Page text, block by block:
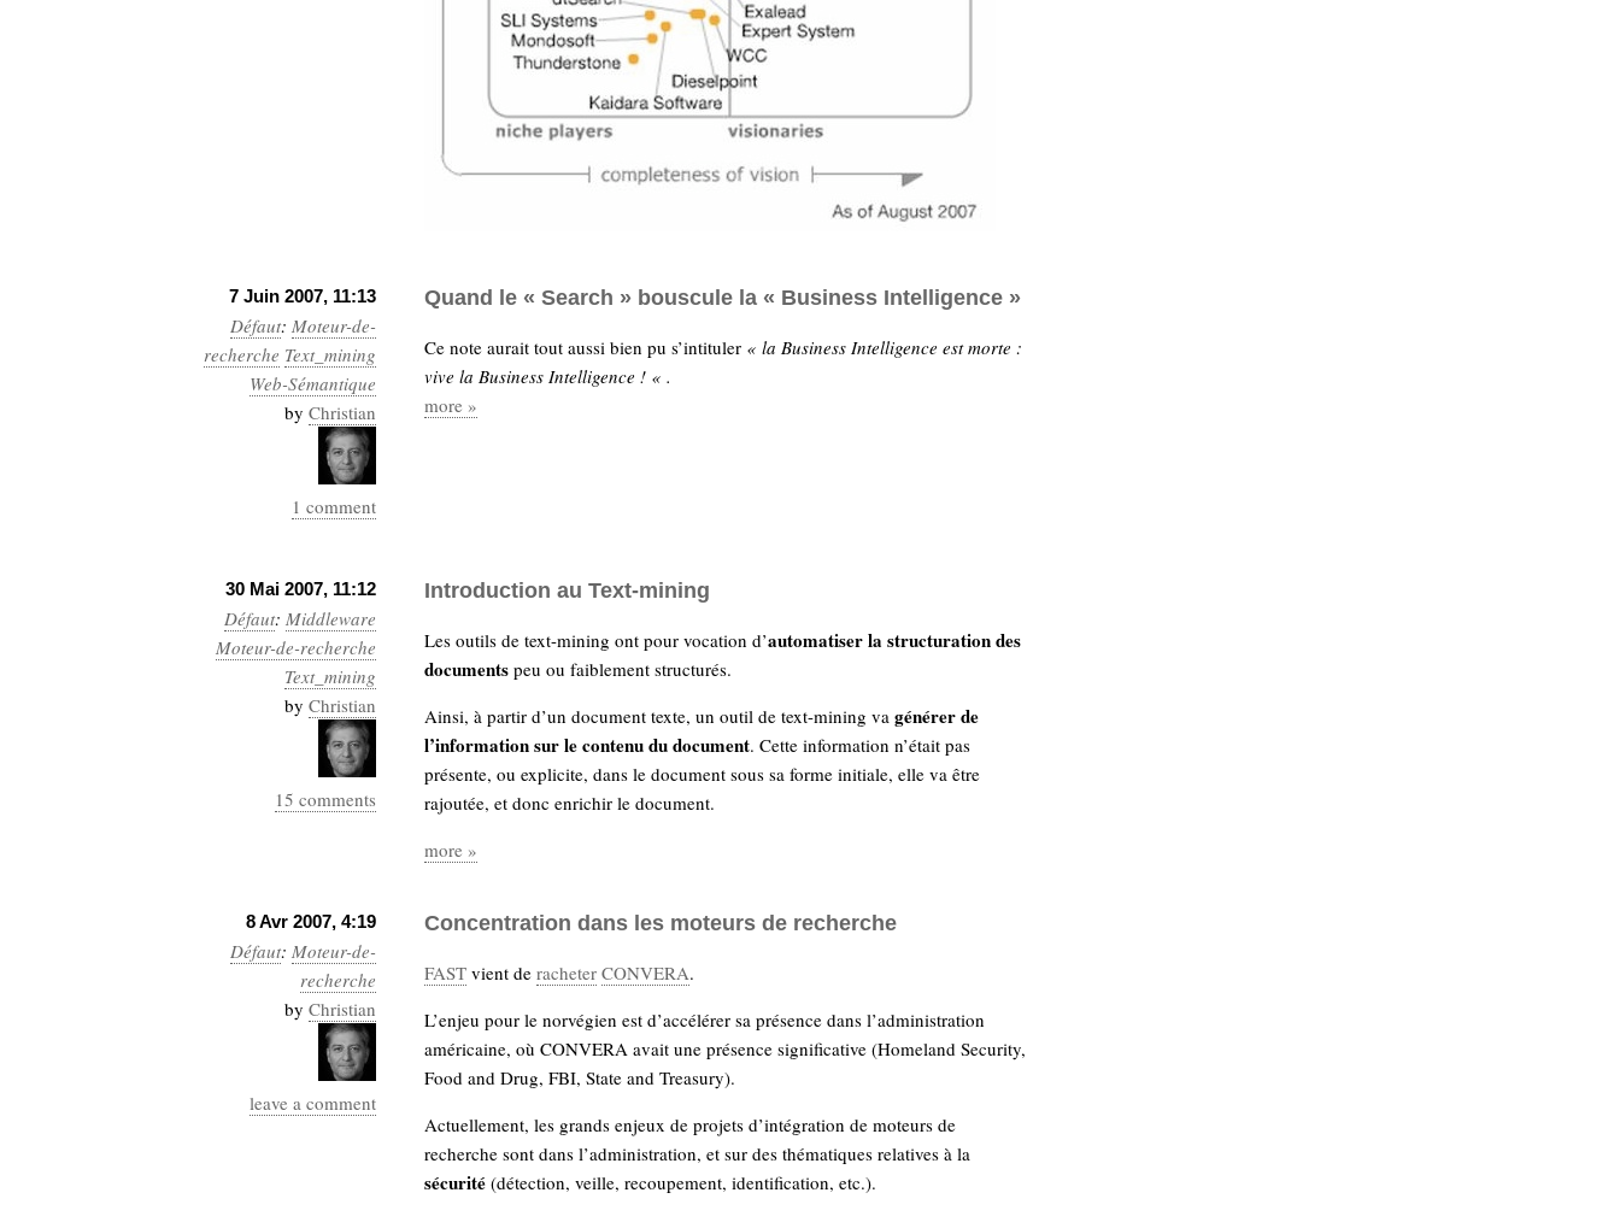
7 Juin 2007, 11:13
Défaut: Moteur-de-
recherche Text_mining
Web-Sémantique
by Christian
1 comment
Quand le « Search » bouscule la « Business Intelligence »
Ce note aurait tout aussi bien pu s’intituler « la Business Intelligence est morte :
vive la Business Intelligence ! « .
more »
30 Mai 2007, 11:12
Défaut: Middleware
Moteur-de-recherche
Text_mining
by Christian
15 comments
Introduction au Text-mining
Les outils de text-mining ont pour vocation d’automatiser la structuration des
documents peu ou faiblement structurés.
Ainsi, à partir d’un document texte, un outil de text-mining va générer de
l’information sur le contenu du document. Cette information n’était pas
présente, ou explicite, dans le document sous sa forme initiale, elle va être
rajoutée, et donc enrichir le document.
more »
8 Avr 2007, 4:19
Défaut: Moteur-de-
recherche
by Christian
leave a comment
Concentration dans les moteurs de recherche
FAST vient de racheter CONVERA.
L’enjeu pour le norvégien est d’accélérer sa présence dans l’administration
américaine, où CONVERA avait une présence significative (Homeland Security,
Food and Drug, FBI, State and Treasury).
Actuellement, les grands enjeux de projets d’intégration de moteurs de
recherche sont dans l’administration, et sur des thématiques relatives à la
sécurité (détection, veille, recoupement, identification, etc.).
simondon
stiegler
support_numérique
système_d'information
technologies
relationnelles travail
Web-2.0 Web-
Sémantique
économieécriture
Archives
Archives